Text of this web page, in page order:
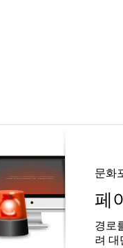
문화
페
경로
려 대